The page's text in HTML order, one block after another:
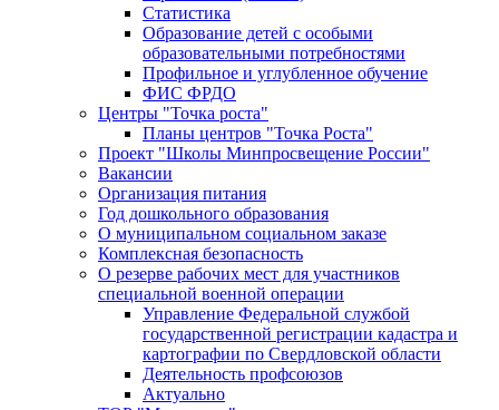
Статистика
Образование детей с особыми
образовательными потребностями
Профильное и углубленное обучение
ФИС ФРДО
Центры "Точка роста"
Планы центров "Точка Роста"
Проект "Школы Минпросвещение России"
Вакансии
Организация питания
Год дошкольного образования
О муниципальном социальном заказе
Комплексная безопасность
О резерве рабочих мест для участников
специальной военной операции
Управление Федеральной службой
государственной регистрации кадастра и
картографии по Свердловской области
Деятельность профсоюзов
Актуально